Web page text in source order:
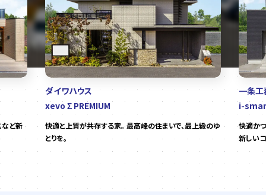
など新
ダイワハウス
xevo Σ PREMIUM
快適と上質が共存する家。 最高峰の住まいで、最上級のゆ
とりを。
一条
i-
快適か
新しい